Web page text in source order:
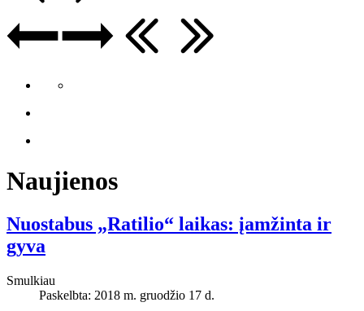
Naujienos
Nuostabus „Ratilio“ laikas: įamžinta ir
gyva
Smulkiau
Paskelbta: 2018 m. gruodžio 17 d.